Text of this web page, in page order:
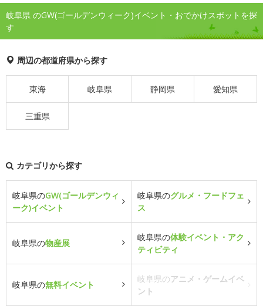
岐阜県 のGW(ゴールデンウィーク)イベント・おでかけスポットを探
す
周辺の都道府県から探す
東海 岐阜県 静岡県 愛知県
三重県
カテゴリから探す
岐阜県のGW(ゴールデンウィ
ーク)イベント
岐阜県のグルメ・フードフェ
ス
岐阜県の物産展
岐阜県の体験イベント・アク
ティビティ
岐阜県の無料イベント
岐阜県のアニメ・ゲームイベ
ント